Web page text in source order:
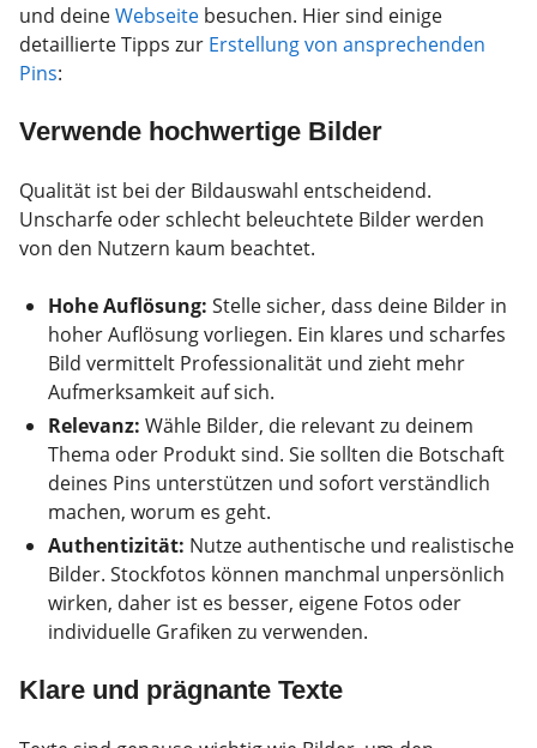
und deineWebseite besuchen. Hier sind einige
detaillierte Tipps zur Erstellung von ansprechenden
Pins:
Verwende hochwertige Bilder
Qualität ist bei der Bildauswahl entscheidend.
Unscharfe oder schlecht beleuchtete Bilder werden
von den Nutzern kaum beachtet.
Hohe Auflösung: Stelle sicher, dass deine Bilder in
hoher Auflösung vorliegen. Ein klares und scharfes
Bild vermittelt Professionalität und zieht mehr
Aufmerksamkeit auf sich.
Relevanz: Wähle Bilder, die relevant zu deinem
Thema oder Produkt sind. Sie sollten die Botschaft
deines Pins unterstützen und sofort verständlich
machen, worum es geht.
Authentizität: Nutze authentische und realistische
Bilder. Stockfotos können manchmal unpersönlich
wirken, daher ist es besser, eigene Fotos oder
individuelle Grafiken zu verwenden.
Klare und prägnante Texte